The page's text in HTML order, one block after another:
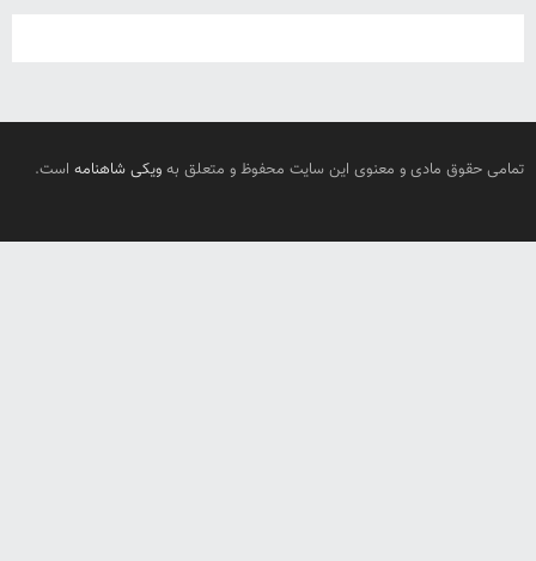
تمامی حقوق مادی و معنوی این سایت محفوظ و متعلق به ویکی شاهنامه است.